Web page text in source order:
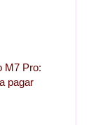
M7 Pro:
pagar